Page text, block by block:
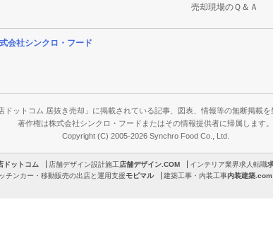
売却現場のＱ＆Ａ
会社シンクロ・フード
ドットコム 居抜き売却」に掲載されている記事、図表、情報等の無断掲載を
著作権は株式会社シンクロ・フードまたはその情報提供者に帰属します。
Copyright (C) 2005-2026 Synchro Food Co., Ltd.
ドットコム 店舗デザイン設計施工店舗デザイン.COM インテリア業界求人転職
チンカー・移動販売の出店と運用支援モビマル 建築工事・内装工事内装建築.com